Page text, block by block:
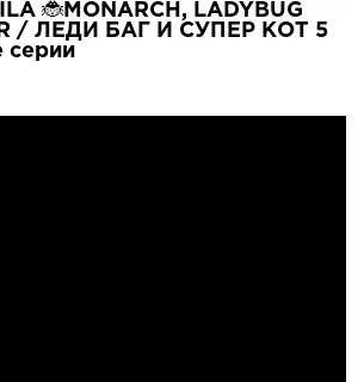
🐞MONARCH, LADYBUG
/ ЛЕДИ БАГ И СУПЕР КОТ 5